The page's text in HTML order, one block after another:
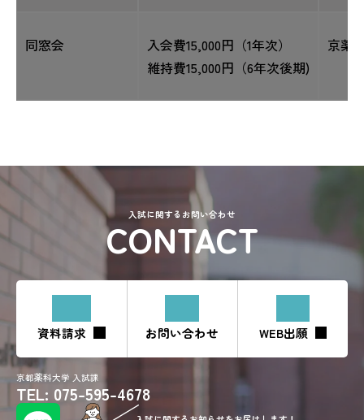
同窓会
入会費15,000円（1年次）
維持費15,000円（6年次後期)
京薬
入試に関するお問い合わせ
CONTACT
資料請求 お問い合わせ WEB出願
京都薬科大学 入試課
TEL: 075-595-4678